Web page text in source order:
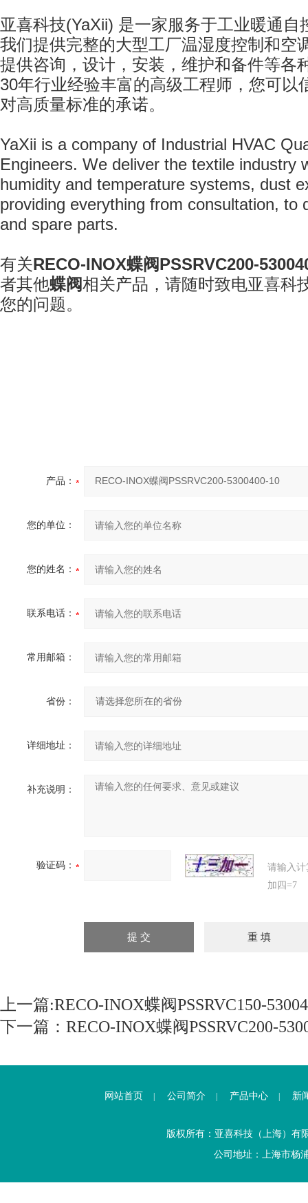
亚喜科技(YaXii) 是一家服务于工业暖通自
我们提供完整的大型工厂温湿度控制和空
提供咨询，设计，安装，维护和备件等各
30年行业经验丰富的高级工程师，您可以
对高质量标准的承诺。
YaXii is a company of Industrial HVAC
Engineers. We deliver the textile industry
humidity and temperature systems, dust
providing everything from consultation, to
and spare parts.
有关RECO-INOX蝶阀PSSRVC200-
者其他蝶阀相关产品，请随时致电亚喜科
您的问题。
产品：
您的单位：
您的姓名：
联系电话：
常用邮箱：
省份：
详细地址：
补充说明：
验证码：
请输入
加四=7
上一篇:RECO-INOX蝶阀PSSRVC150-
下一篇： RECO-INOX蝶阀PSSRVC200-
网站首页 公司简介 产品中心 新
版权所有：亚喜科技（上海）
公司地址：上海市杨